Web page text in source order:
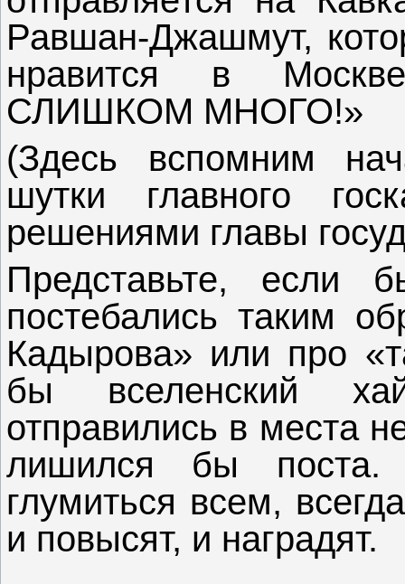
Равшан-Джашмут,
нравится в
СЛИШКОМ МНОГО!»
(Здесь вспомним
шутки главного
решениями главы
Представьте, если
постебались таким
Кадырова» или про
бы вселенский
отправились в места
лишился бы
глумиться всем,
и повысят, и наградят.